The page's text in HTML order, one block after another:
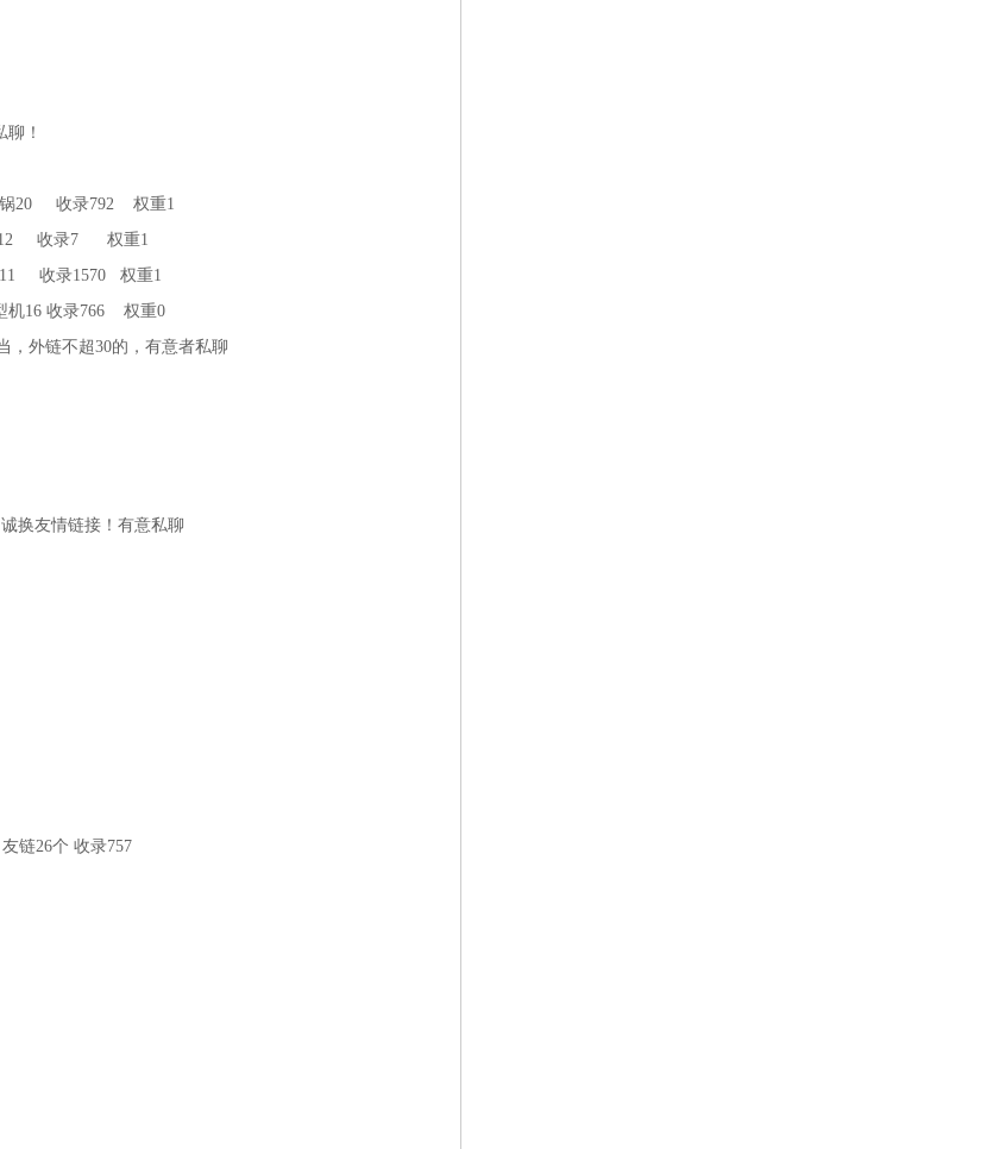
！
锅20 收录792 权重1
12 收录7 权重1
收录1570 权重1
机16 收录766 权重0
，外链不超30的，有意者私聊
换友情链接！有意私聊
链26个 收录757